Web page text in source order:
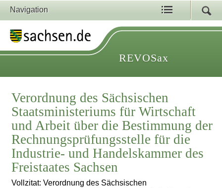
Navigation
REVOSax
Verordnung des Sächsischen
Staatsministeriums für Wirtschaft
und Arbeit über die Bestimmung der
Rechnungsprüfungsstelle für die
Industrie- und Handelskammer des
Freistaates Sachsen
Vollzitat: Verordnung des Sächsischen